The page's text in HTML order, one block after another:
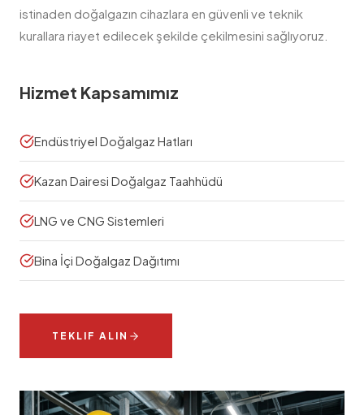
istinaden doğalgazın cihazlara en güvenli ve teknik
kurallara riayet edilecek şekilde çekilmesini sağlıyoruz.
Hizmet Kapsamımız
Endüstriyel Doğalgaz Hatları
Kazan Dairesi Doğalgaz Taahhüdü
LNG ve CNG Sistemleri
Bina İçi Doğalgaz Dağıtımı
TEKLIF ALIN